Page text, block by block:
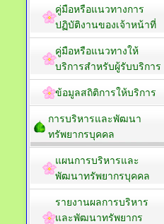
คู่มือหรือแนวทางการ
ปฏิบัติงานของเจ้าหน้าที่
คู่มือหรือแนวทางให้
บริการสำหรับผู้รับบริการ
ข้อมูลสถิติการให้บริการ
การบริหารและพัฒนา
ทรัพยากรบุคคล
แผนการบริหารและ
พัฒนาทรัพยากรบุคคล
รายงานผลการบริหาร
และพัฒนาทรัพยากร